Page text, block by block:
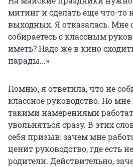
митинг и сделать еще что-то
выходных. Я отказалась. Мне
собираетесь с классным
иметь? Надо же в кино
парады...»
Помню, я ответила, что не
классное руководство. Но
такими намерениями
увольняться сразу. В этих
себя призыв: зачем мне
ценит руководство, где есть
родители. Действительно,